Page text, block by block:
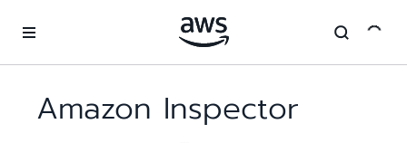
Amazon Inspector